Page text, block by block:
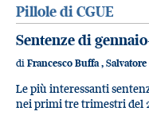
Pillole di CGUE
Sentenze di
di Francesco Buffa ,
Le più interessanti
nei primi tre trimestri del